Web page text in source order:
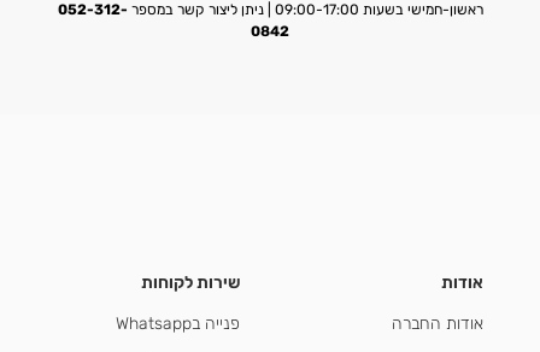
ראשון-חמישי בשעות 09:00-17:00 | ניתן ליצור קשר במספר
052-312-
0842
אודות
אודות החברה
שירות לקוחות
פנייה בWhatsapp